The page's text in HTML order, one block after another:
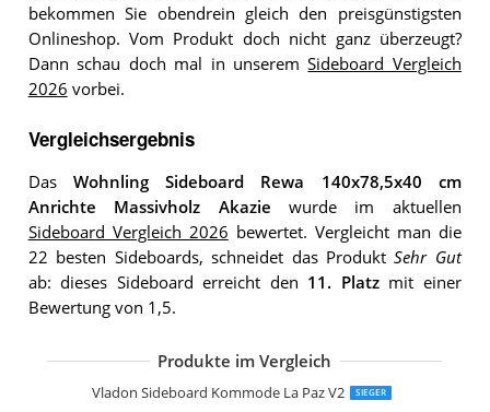
bekommen Sie obendrein gleich den preisgünstigsten
Onlineshop. Vom Produkt doch nicht ganz überzeugt?
Dann schau doch mal in unseremSideboard Vergleich
2026 vorbei.
Vergleichsergebnis
Das Wohnling Sideboard Rewa 140x78,5x40 cm
Anrichte Massivholz Akazie wurde im aktuellen
Sideboard Vergleich 2026 bewertet. Vergleicht man die
22 besten Sideboards, schneidet das ProduktSehr Gut
ab: dieses Sideboard erreicht den 11. Platzmit einer
Bewertung von 1,5.
Produkte im Vergleich
Vladon Sideboard Kommode La Paz V2 SIEGER
Vladon Sideboard Kommode Valencia
Artigiani Veneti Riuniti Sideboard
Froschkönig24 Sideboard 200x50x75
Kare Design Sideboard Electro
FURNLUX Sideboard Stilig Weiß
Vladon Sideboard Kommode Valencia
Wermo 135 cm Sideboard
Vladon Sideboard Kommode Flow
Jaxenor Sideboard mit Schubladen
SPACEREBELS Kommode mit 3 Türen
Stella Trading Drift Sideboard
IDMarket Phoenix Sideboard 140 cm
Vladon Sideboard Kommode Sylt V2